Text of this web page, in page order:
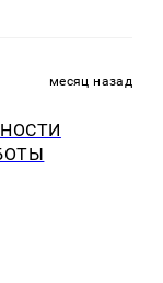
месяц назад